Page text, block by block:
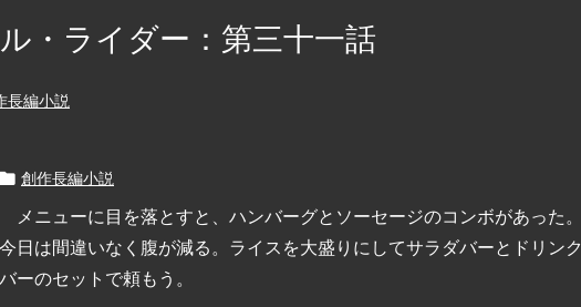
・ライダー：第三十一話
長編小説
創作長編小説
メニューに目を落とすと、ハンバーグとソーセージのコンボがあった。
今日は間違いなく腹が減る。ライスを大盛りにしてサラダバーとドリンク
バーのセットで頼もう。